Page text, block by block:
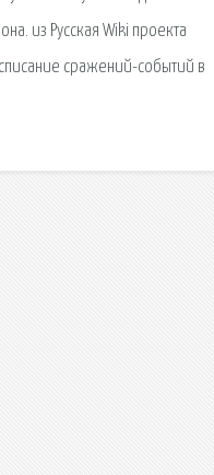
из Русская Wiki проекта
сражений-событий в